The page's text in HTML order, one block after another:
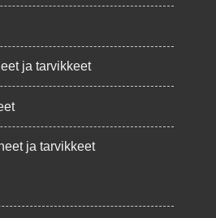
ja tarvikkeet
ja tarvikkeet